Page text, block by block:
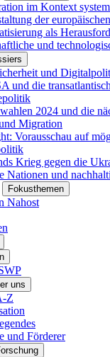
im Kontext
der
als
und
und
und die
2024 und die
Migration
Vorausschau auf
Krieg gegen die
Nationen und
Fokusthemen
Nahost
uns
Z
und Förderer